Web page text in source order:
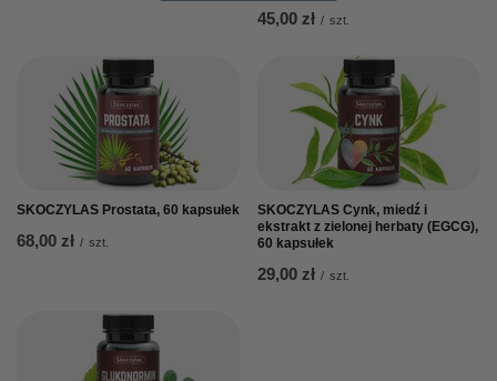
45,00 zł / szt.
SKOCZYLAS Prostata, 60 kapsułek
68,00 zł / szt.
SKOCZYLAS Cynk, miedź i
ekstrakt z zielonej herbaty (EGCG),
60 kapsułek
29,00 zł / szt.